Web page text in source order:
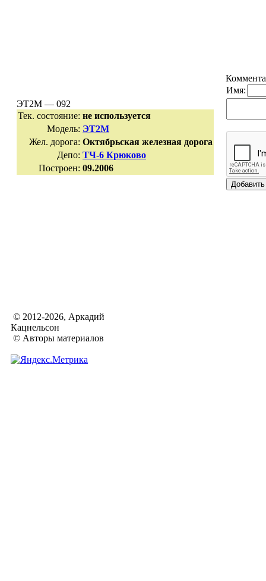
ЭТ2М — 092
Тек. состояние: не используется
Модель: ЭТ2М
Жел. дорога: Октябрьская железная дорога
Депо: ТЧ-6 Крюково
Построен: 09.2006
Имя:
© 2012-2026, Аркадий
Кацнельсон
© Авторы материалов